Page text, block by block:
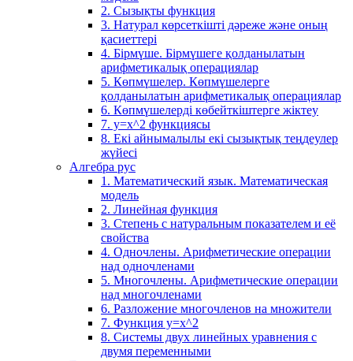
2. Сызықты функция
3. Натурал көрсеткішті дәреже және оның
қасиеттері
4. Бірмүше. Бірмүшеге қолданылатын
арифметикалық операциялар
5. Көпмүшелер. Көпмүшелерге
қолданылатын арифметикалық операциялар
6. Көпмүшелерді көбейткіштерге жіктеу
7. у=х^2 функциясы
8. Екі айнымалылы екі сызықтық теңдеулер
жүйесі
Алгебра рус
1. Математический язык. Математическая
модель
2. Линейная функция
3. Степень с натуральным показателем и её
свойства
4. Одночлены. Арифметические операции
над одночленами
5. Многочлены. Арифметические операции
над многочленами
6. Разложение многочленов на множители
7. Функция y=x^2
8. Системы двух линейных уравнения с
двумя переменными